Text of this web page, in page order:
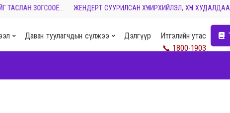
ЗОГСООЁ... ЖЕНДЕРТ СУУРИЛСАН ХҮЧИРХИЙЛЭЛ, ХҮН ХУДАЛДААЛАХ
Даван туулагчдын сүлжээ Дэлгүүр Итгэлийн утас